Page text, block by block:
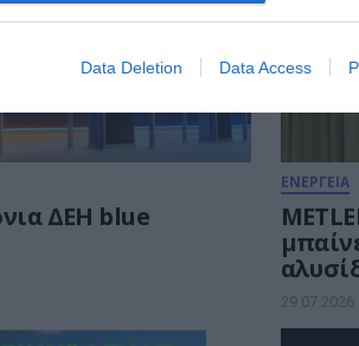
Data Deletion Data Access
ΔΕΗ blue
ΕΝΕΡΓΕΙΑ
29.07.2026